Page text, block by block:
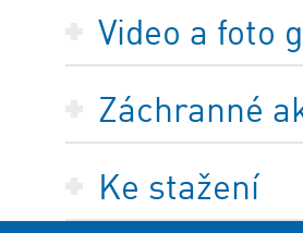
Video a foto
Záchranné
Ke stažení